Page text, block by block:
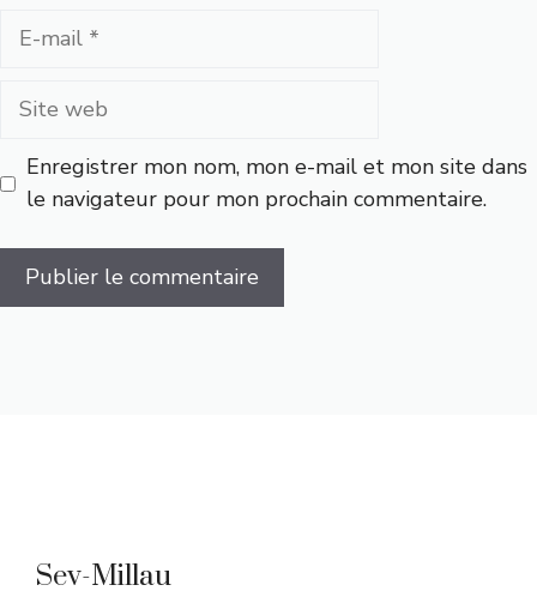
Site
Enregistrer mon nom, mon e-mail et mon site dans
le navigateur pour mon prochain commentaire.
Sev-Millau